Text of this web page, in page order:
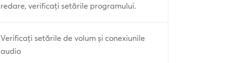
redare, verificați setările programului.
Verificați setările de volum și conexiunile
audio